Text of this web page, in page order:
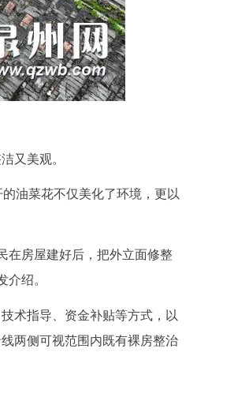
又美观。
油菜花不仅美化了环境，更以
在房屋建好后，把外立面修整
绍。
术指导、资金补贴等方式，以
两侧可视范围内既有裸房整治